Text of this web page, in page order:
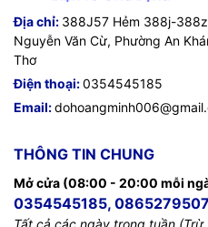
Địa chỉ: 388J57 Hẻm 388j-
Nguyễn Văn Cừ, Phường An
Thơ
Điện thoại:0354545185
Email:
THÔNG TIN CHUNG
Mở cửa (08:00 - 20:00 mỗi
0354545185, 0865279507